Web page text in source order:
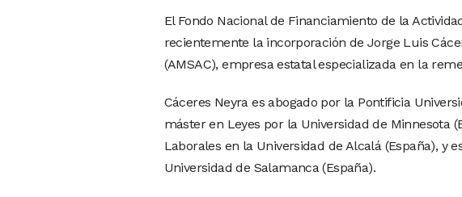
El Fondo Nacional de Financiamiento de la
recientemente la incorporación de Jorge Luis
(AMSAC), empresa estatal especializada en la
Cáceres Neyra es abogado por la Pontificia
máster en Leyes por la Universidad de Minnesota
Laborales en la Universidad de Alcalá (España), y
Universidad de Salamanca (España).